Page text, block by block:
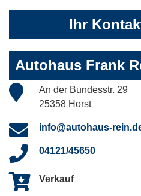
Ihr
Autohaus Frank
An der Bundesstr. 29
25358 Horst
info@autohaus-
04121/45650
Verkauf